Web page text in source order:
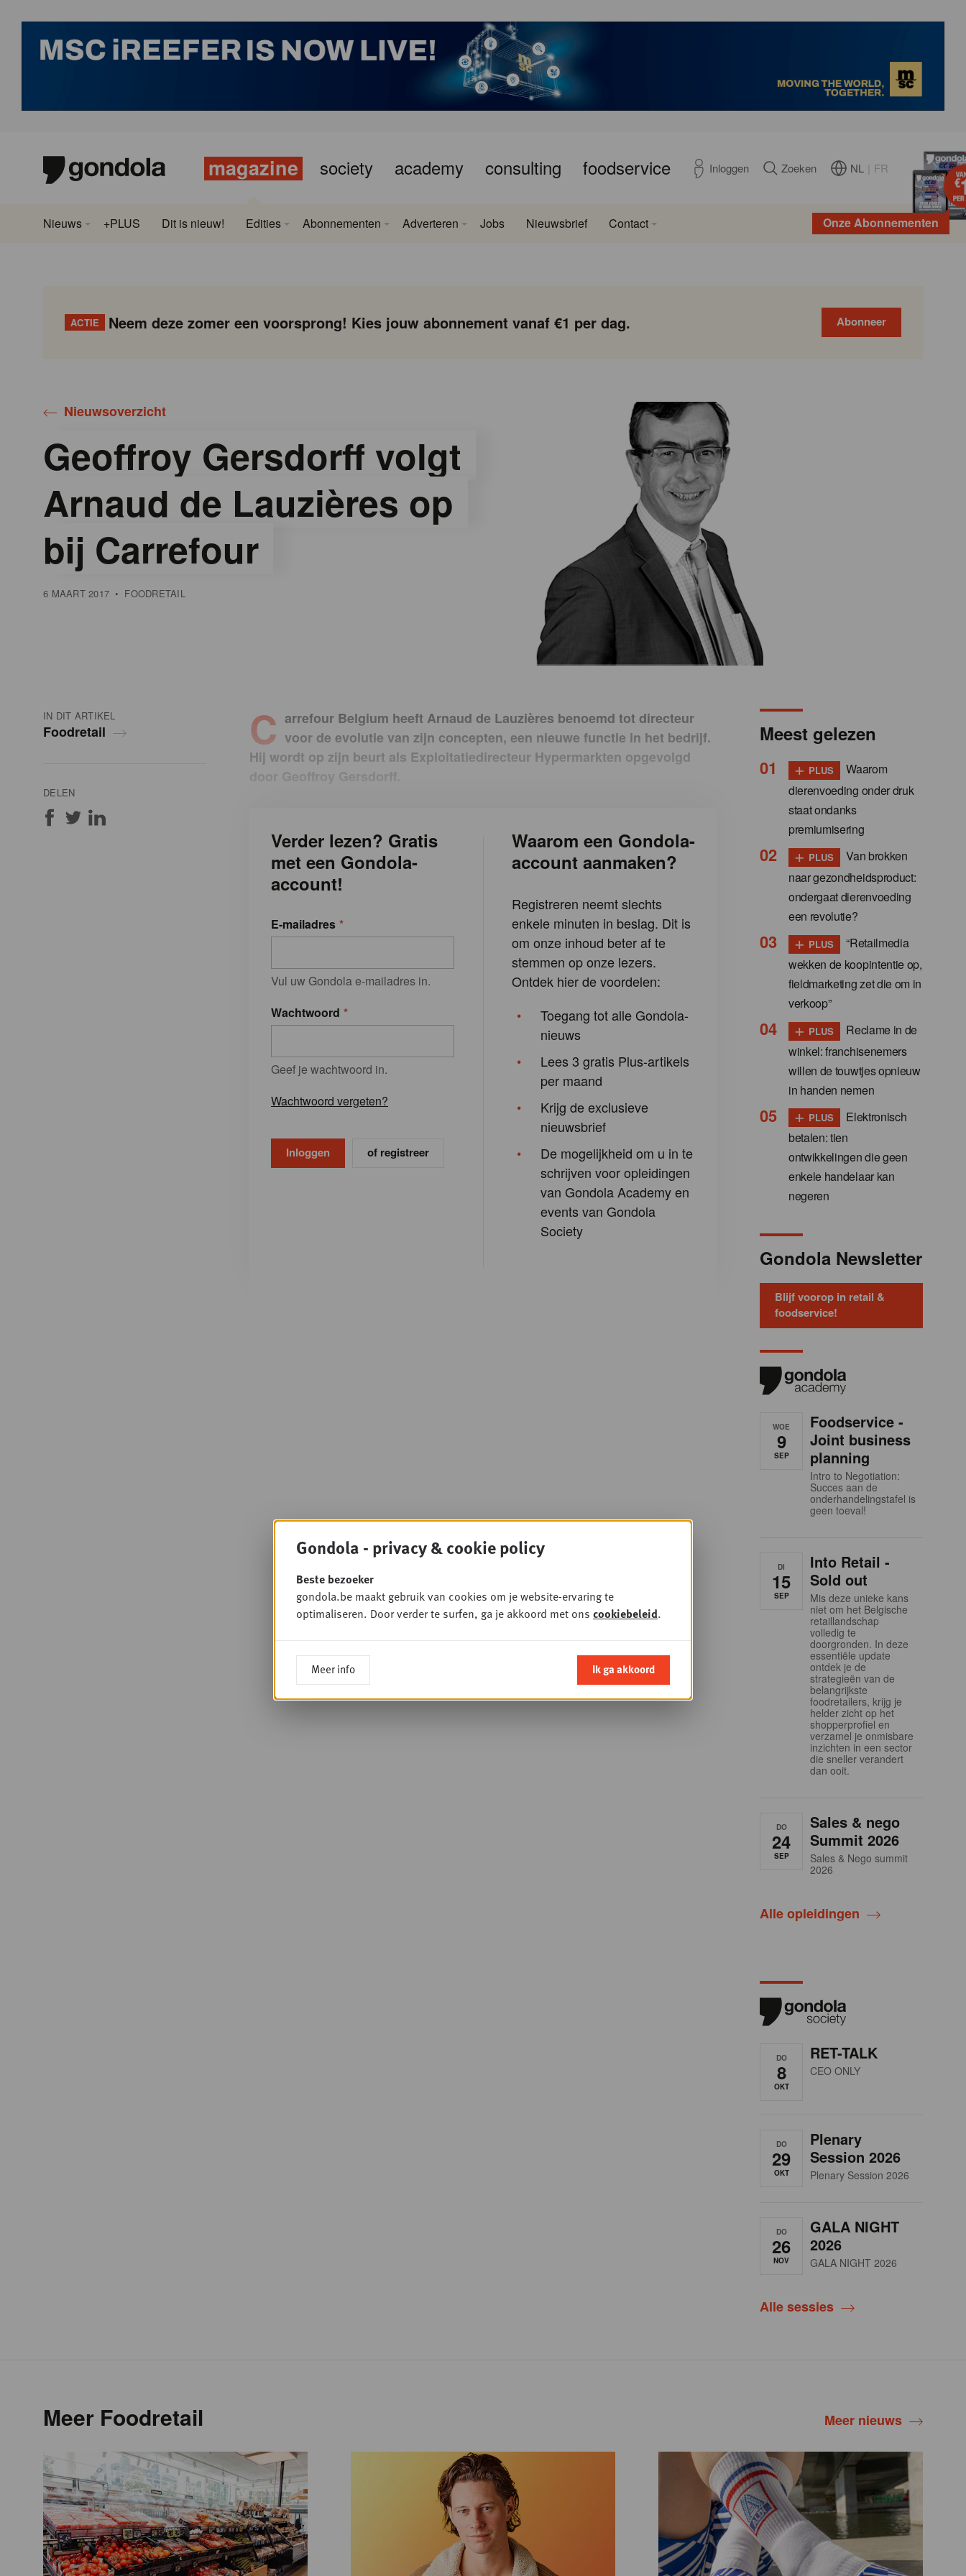
magazine society academy consulting foodservice Inloggen Zoeken NL FR
Onze Abonnementen
Nieuws +PLUS Dit is nieuw! Edities Abonnementen Adverteren Jobs Nieuwsbrief Contact
ACTIE Neem deze zomer een voorsprong! Kies jouw abonnement vanaf €1 per dag. Abonneer
Nieuwsoverzicht
Geoffroy Gersdorff volgt
Arnaud de Lauzières op
bij Carrefour
6 MAART 2017 • FOODRETAIL
IN DIT ARTIKEL
Foodretail
DELEN
C arrefour Belgium heeft Arnaud de Lauzières benoemd tot directeur
voor de evolutie van zijn concepten, een nieuwe functie in het bedrijf.
Hij wordt op zijn beurt als Exploitatiedirecteur Hypermarkten opgevolgd
door Geoffroy Gersdorff.
Verder lezen? Gratis
met een Gondola-
account!
E-mailadres
Vul uw Gondola e-mailadres in.
Wachtwoord
Geef je wachtwoord in.
Wachtwoord vergeten?
of registreer
Waarom een Gondola-
account aanmaken?
Registreren neemt slechts
enkele minuten in beslag. Dit is
om onze inhoud beter af te
stemmen op onze lezers.
Ontdek hier de voordelen:
Toegang tot alle Gondola-
nieuws
Lees 3 gratis Plus-artikels
per maand
Krijg de exclusieve
nieuwsbrief
De mogelijkheid om u in te
schrijven voor opleidingen
van Gondola Academy en
events van Gondola
Society
Meest gelezen
+ PLUS
Waarom
dierenvoeding onder druk
staat ondanks
premiumisering
+ PLUS
Van brokken
naar gezondheidsproduct:
ondergaat dierenvoeding
een revolutie?
+ PLUS
“Retailmedia
wekken de koopintentie op,
fieldmarketing zet die om in
verkoop”
+ PLUS
Reclame in de
winkel: franchisenemers
willen de touwtjes opnieuw
in handen nemen
+ PLUS
Elektronisch
betalen: tien
ontwikkelingen die geen
enkele handelaar kan
negeren
Gondola Newsletter
Blijf voorop in retail &
foodservice!
WOE
9
SEP
Foodservice -
Joint business
planning
Intro to Negotiation:
Succes aan de
onderhandelingstafel is
geen toeval!
DI
15
SEP
Into Retail -
Sold out
Mis deze unieke kans
niet om het Belgische
retaillandschap
volledig te
doorgronden. In deze
essentiële update
ontdek je de
strategieën van de
belangrijkste
foodretailers, krijg je
helder zicht op het
shopperprofiel en
verzamel je onmisbare
inzichten in een sector
die sneller verandert
dan ooit.
DO
24
SEP
Sales & nego
Summit 2026
Sales & Nego summit
2026
Alle opleidingen
DO
8
OKT
RET-TALK
CEO ONLY
DO
29
OKT
Plenary
Session 2026
Plenary Session 2026
DO
26
NOV
GALA NIGHT
2026
GALA NIGHT 2026
Alle sessies
Meer Foodretail Meer nieuws
Gondola - privacy & cookie policy
Beste bezoeker
gondola.be maakt gebruik van cookies om je website-ervaring te
optimaliseren. Door verder te surfen, ga je akkoord met ons cookiebeleid.
Meer info Ik ga akkoord